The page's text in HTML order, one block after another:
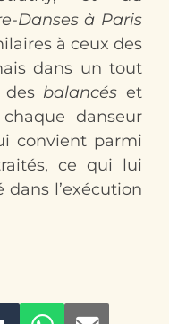
Danses à Paris
à ceux des
dans un tout
balancéset
danseur
convient parmi
ce qui lui
l’exécution